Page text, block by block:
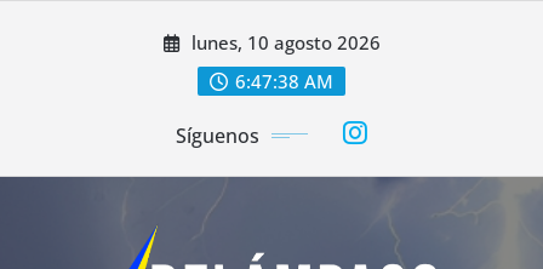
lunes, 10 agosto 2026
6:47:40 AM
Síguenos